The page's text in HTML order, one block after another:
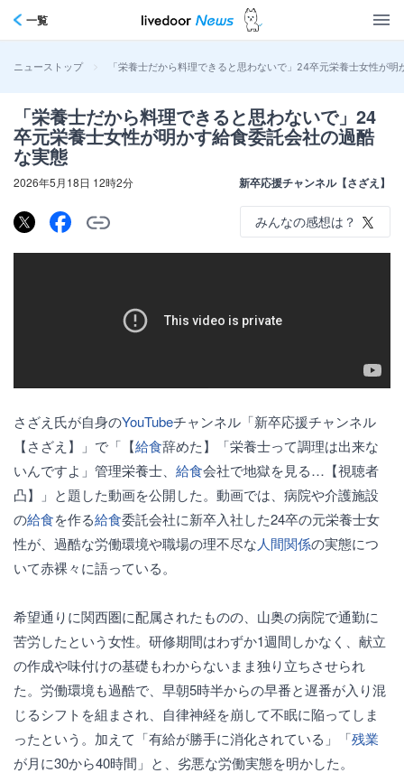
一覧
ニューストップ > 「栄養士だから料理できると思わないで」24卒元栄養士女性が
「栄養士だから料理できると思わないで」24
卒元栄養士女性が明かす給食委託会社の過酷
な実態
2026年5月18日 12時2分 新卒応援チャンネル【さざえ】
みんなの感想は？
さざえ氏が自身のYouTubeチャンネル「新卒応援チャンネル
【さざえ】」で「【給食辞めた】「栄養士って調理は出来な
いんですよ」管理栄養士、 給食会社で地獄を見る…【視聴者
凸】」と題した動画を公開した。動画では、病院や介護施設
の給食を作る給食委託会社に新卒入社した24卒の元栄養士女
性が、過酷な労働環境や職場の理不尽な人間関係の実態につ
いて赤裸々に語っている。
希望通りに関西圏に配属されたものの、山奥の病院で通勤に
苦労したという女性。研修期間はわずか1週間しかなく、献立
の作成や味付けの基礎もわからないまま独り立ちさせられ
た。労働環境も過酷で、早朝5時半からの早番と遅番が入り混
じるシフトを組まされ、自律神経を崩して不眠に陥ってしま
ったという。加えて「有給が勝手に消化されている」「残業
が月に30から40時間」と、劣悪な労働実態を明かした。